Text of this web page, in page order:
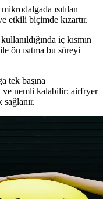
ısıtılan
etkili biçimde kızartır.
iç kısmın
ön ısıtma bu süreyi
tek başına
ve nemli kalabilir; airfryer
sağlanır.